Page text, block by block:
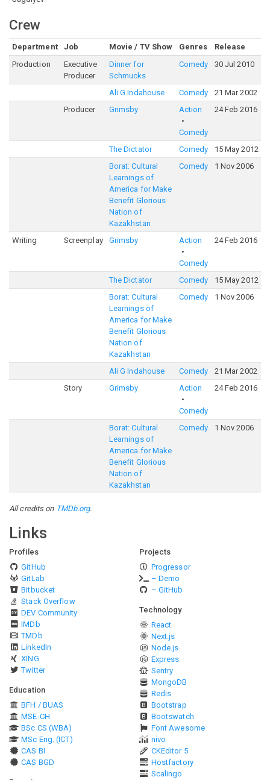
Crew
Department Job Movie / TV Show Genres Release
Production
Executive
Producer
Dinner for
Schmucks
Comedy 30 Jul 2010
Ali G Indahouse Comedy 21 Mar 2002
Producer
Grimsby Action
Comedy
24 Feb 2016
The Dictator Comedy 15 May 2012
Borat: Cultural
Learnings of
America for Make
Benefit Glorious
Nation of
Kazakhstan
Comedy 1 Nov 2006
Writing Screenplay Grimsby Action
Comedy
24 Feb 2016
The Dictator Comedy 15 May 2012
Borat: Cultural
Learnings of
America for Make
Benefit Glorious
Nation of
Kazakhstan
Comedy 1 Nov 2006
Ali G Indahouse Comedy 21 Mar 2002
Story
Grimsby Action
Comedy
24 Feb 2016
Borat: Cultural
Learnings of
America for Make
Benefit Glorious
Nation of
Kazakhstan
Comedy 1 Nov 2006
All credits on TMDb.org.
Links
Profiles
GitHub
GitLab
Bitbucket
Stack Overflow
DEV Community
IMDb
TMDb
LinkedIn
XING
Twitter
Education
BFH / BUAS
MSE-CH
BSc CS (WBA)
MSc Eng. (ICT)
CAS BI
CAS BGD
Projects
Progressor
– Demo
– GitHub
Technology
React
Next.js
Node.js
Express
Sentry
MongoDB
Redis
Bootstrap
Bootswatch
Font Awesome
nivo
CKEditor 5
Hostfactory
Scalingo